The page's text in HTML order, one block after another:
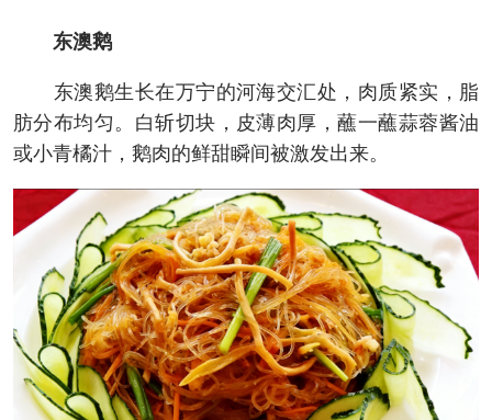
东澳鹅
东澳鹅生长在万宁的河海交汇处，肉质紧实，脂
肪分布均匀。白斩切块，皮薄肉厚，蘸一蘸蒜蓉酱油
或小青橘汁，鹅肉的鲜甜瞬间被激发出来。